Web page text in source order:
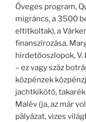
Öveges program,
migráncs, a 3500
eltitkoltak), a
finanszírozása,
hirdetőoszlopok,
– ez vagy száz
közpénzek
jachtkikötő,
Malév (ja, az már
pályázat, vizes